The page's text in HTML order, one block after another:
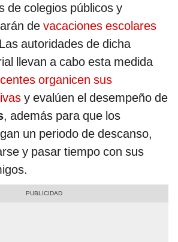
de colegios públicos y
de vacaciones escolares
autoridades de dicha
llevan a cabo esta medida
organicen sus
y evalúen el desempeño de
, además para que los
un periodo de descanso,
y pasar tiempo con sus